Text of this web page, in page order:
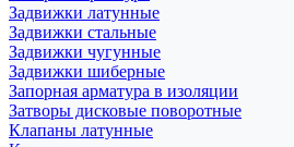
Задвижки латунные
Задвижки стальные
Задвижки чугунные
Задвижки шиберные
Запорная арматура в изоляции
Затворы дисковые поворотные
Клапаны латунные